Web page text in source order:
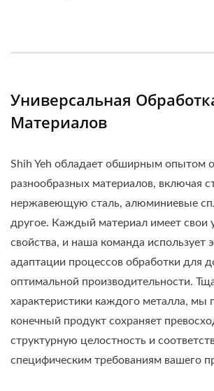
Универсальная
Материалов
Shih Yeh обладает обширным опытом
разнообразных материалов, включая
нержавеющую сталь, алюминиевые
другое. Каждый материал имеет свои
свойства, и наша команда использует
адаптации процессов обработки для
оптимальной производительности.
характеристики каждого металла, мы
конечный продукт сохраняет
структурную целостность и
специфическим требованиям вашего